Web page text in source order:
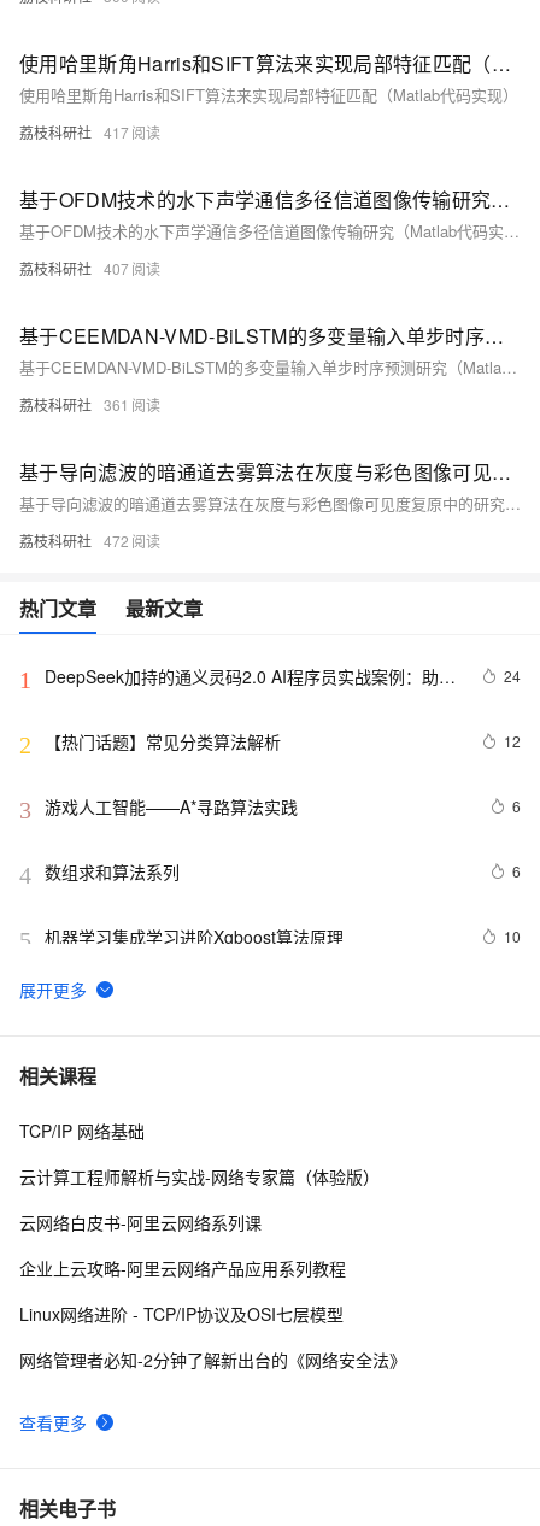
使用哈里斯角Harris和SIFT算法来实现局部特征匹配（Matlab代码实现）
使用哈里斯角Harris和SIFT算法来实现局部特征匹配（Matlab代码实现）
荔枝科研社 417
基于OFDM技术的水下声学通信多径信道图像传输研究（Matlab代码实现）
基于OFDM技术的水下声学通信多径信道图像传输研究（Matlab代码实现）
荔枝科研社 407
基于CEEMDAN-VMD-BiLSTM的多变量输入单步时序预测研究（Matlab代码实现）
基于CEEMDAN-VMD-BiLSTM的多变量输入单步时序预测研究（Matlab代码实现）
荔枝科研社 361
基于导向滤波的暗通道去雾算法在灰度与彩色图像可见度复原中的研究（Matlab代码实现）
基于导向滤波的暗通道去雾算法在灰度与彩色图像可见度复原中的研究（Matlab代码实现）
荔枝科研社 472
热门文章 最新文章
1
DeepSeek加持的通义灵码2.0 AI程序员实战案例：助力
24
2 【热门话题】常见分类算法解析 12
3 游戏人工智能——A*寻路算法实践 6
4 数组求和算法系列 6
5 机器学习集成学习进阶Xgboost算法原理 10
6 【转】算法基础（二）：栈的应用 --- 迷宫解题
7 非线性回归中的Levenberg-Marquardt算法理论和代码实
8 《算法技术手册》一3.5.5 算法分析
10微软的22道数据结构算法面试题
相关课程
查看更多
TCP/IP 网络基础
云计算工程师解析与实战-网络专家篇（体验版）
云网络白皮书-阿里云网络系列课
企业上云攻略-阿里云网络产品应用系列教程
Linux网络进阶 - TCP/IP协议及OSI七层模型
网络管理者必知-2分钟了解新出台的《网络安全法》
相关电子书